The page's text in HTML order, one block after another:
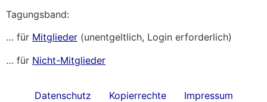
Tagungsband:
… für Mitglieder (unentgeltlich, Login erforderlich)
… für Nicht-Mitglieder
Datenschutz Kopierrechte
Impressum